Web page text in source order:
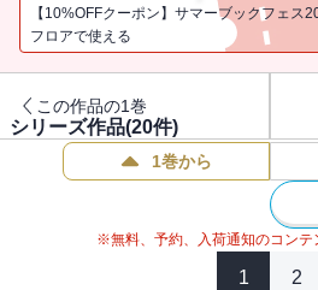
【10%OFFクーポン】サマーブックフェス
フロアで使える
この作品の1巻
シリーズ作品(20件)
1巻から
※無料、予約、入荷通知のコンテ
1 2